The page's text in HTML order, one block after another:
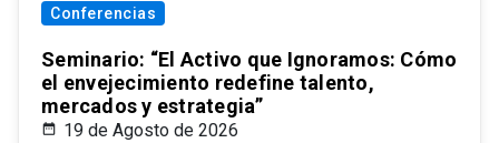
Conferencias
Seminario: “El Activo que Ignoramos: Cómo
el envejecimiento redefine talento,
mercados y estrategia”
19 de Agosto de 2026